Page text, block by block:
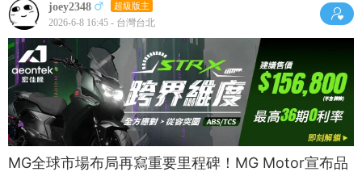
joey2348 超級版主
2026-6-8 16:45 - 台灣台北
MG全球市場布局再寫重要里程碑！MG Motor宣布品